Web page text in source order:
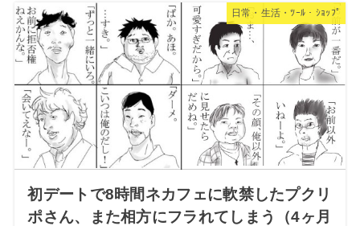
日常・生活・ﾂｰﾙ・ｼｮｯﾌﾟ
初デートで8時間ネカフェに軟禁したプクリ
ポさん、また相方にフラれてしまう（4ヶ月